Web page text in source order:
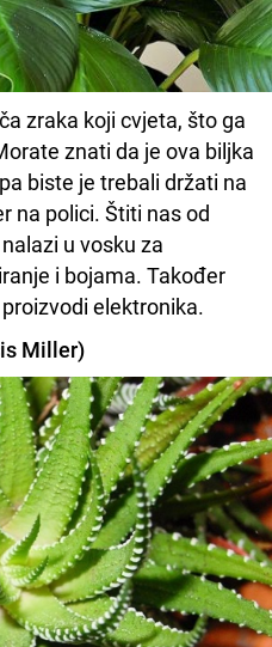
zraka koji cvjeta, što ga
znati da je ova biljka
biste je trebali držati na
na polici. Štiti nas od
u vosku za
i bojama. Također
elektronika.
Miller)